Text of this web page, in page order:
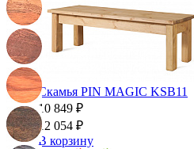
Скамья PIN MAGIC KSB11
10 849 ₽
12 054 ₽
В корзину